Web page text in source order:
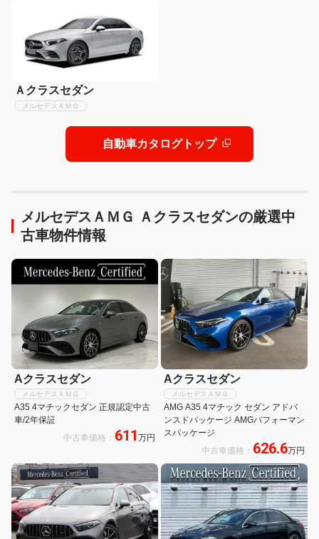
Ａクラスセダン
メルセデスＡＭＧ
自動車カタログトップ
メルセデスＡＭＧ Ａクラスセダンの厳選中
古車物件情報
Aクラスセダン
メルセデスＡＭＧ
A35 4マチックセダン 正規認定中古
車/2年保証
中古車価格： 611 万円
Aクラスセダン
メルセデスＡＭＧ
AMG A35 4マチック セダン アドバ
ンスドパッケージ AMGパフォーマン
スパッケージ
中古車価格： 626.6万円